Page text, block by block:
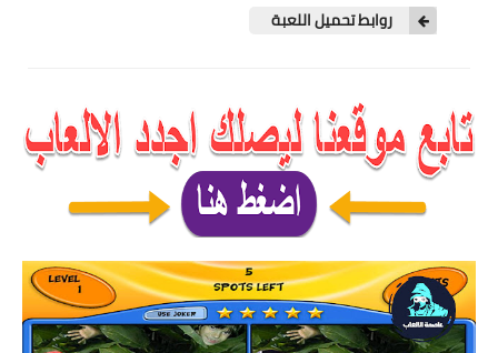
روابط تحميل اللعبة